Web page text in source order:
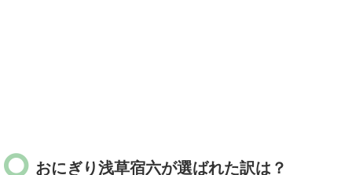
おにぎり浅草宿六が選ばれた訳は？